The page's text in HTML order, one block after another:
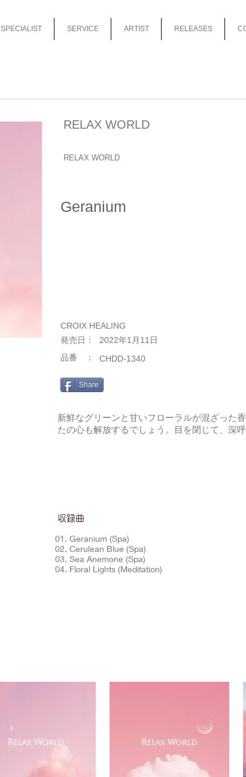
SPECIALIST SERVICE ARTIST RELEASES
RELAX WORLD
RELAX WORLD
Geranium
CROIX HEALING
2022年1月11日
​発売日：
​品番 ：
CHDD-1340
Share
新鮮なグリーンと甘いフローラルが混ざった
たの心も解放するでしょう。目を閉じて、深
​収録曲
01. Geranium (Spa)
02. Cerulean Blue (Spa)
03. Sea Anemone (Spa)
04. Floral Lights (Meditation)